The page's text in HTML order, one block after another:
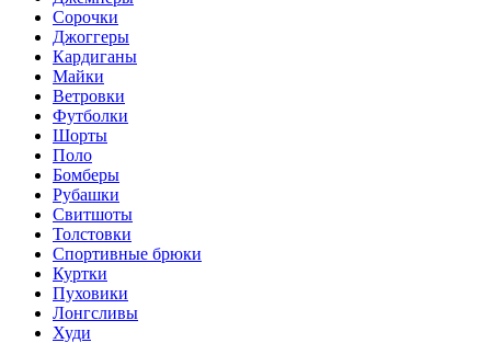
Сорочки
Джоггеры
Кардиганы
Майки
Ветровки
Футболки
Шорты
Поло
Бомберы
Рубашки
Свитшоты
Толстовки
Спортивные брюки
Куртки
Пуховики
Лонгсливы
Худи